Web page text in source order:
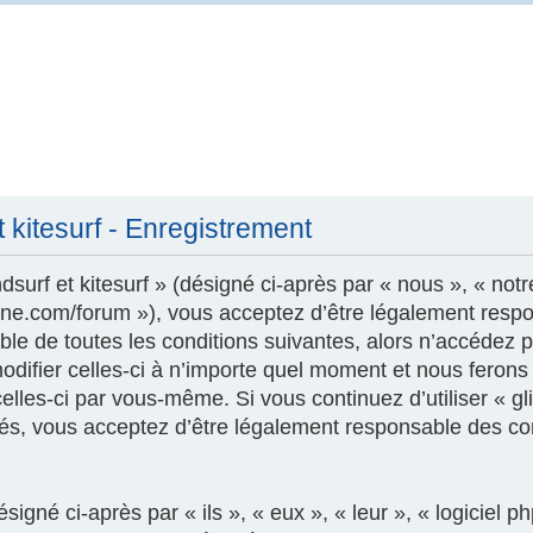
- Enregistrement
et kitesurf » (désigné ci-après par « nous », «
forum »), vous acceptez d’être légalement
de toutes les conditions suivantes, alors n’accédez
celles-ci à n’importe quel moment et nous
ci par vous-même. Si vous continuez d’utiliser «
vous acceptez d’être légalement responsable des
ci-après par « ils », « eux », « leur », « logiciel